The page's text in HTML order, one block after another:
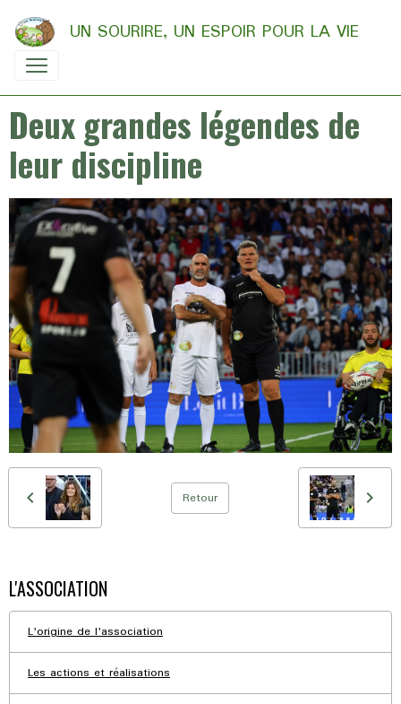
UN SOURIRE, UN ESPOIR POUR LA VIE
Deux grandes légendes de
leur discipline
Retour
L'ASSOCIATION
L'origine de l'association
Les actions et réalisations